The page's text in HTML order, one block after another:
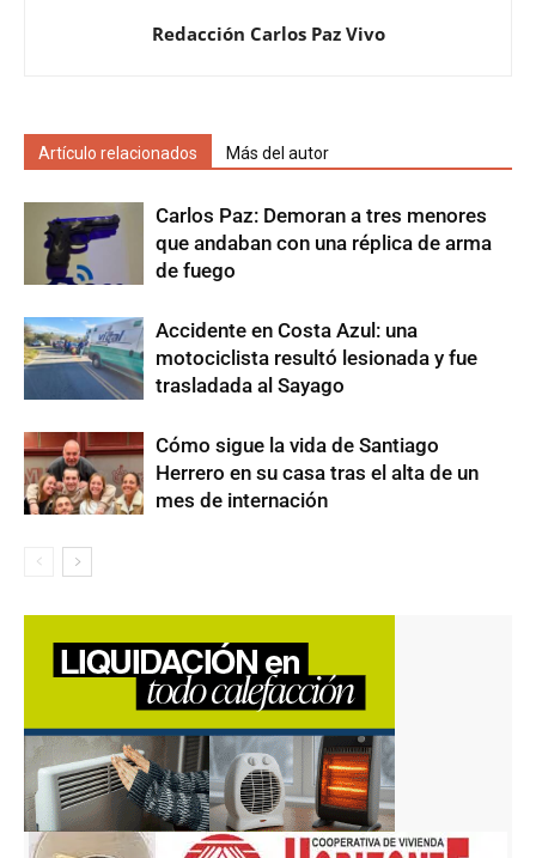
Redacción Carlos Paz Vivo
Artículo relacionados Más del autor
Carlos Paz: Demoran a tres menores
que andaban con una réplica de arma
de fuego
Accidente en Costa Azul: una
motociclista resultó lesionada y fue
trasladada al Sayago
Cómo sigue la vida de Santiago
Herrero en su casa tras el alta de un
mes de internación